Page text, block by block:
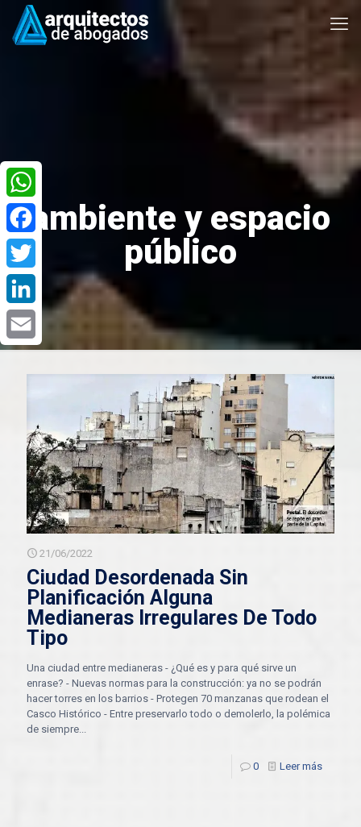
ambiente y espacio
público
21/06/2022
Ciudad Desordenada Sin
Planificación Alguna
Medianeras Irregulares De Todo
Tipo
Una ciudad entre medianeras - ¿Qué es y para qué sirve un
enrase? - Nuevas normas para la construcción: ya no se podrán
hacer torres en los barrios - Protegen 70 manzanas que rodean el
Casco Histórico - Entre preservarlo todo o demolerlo, la polémica
de siempre...
0 Leer más
WhatsApp
Facebook
Twitter
LinkedIn
Email